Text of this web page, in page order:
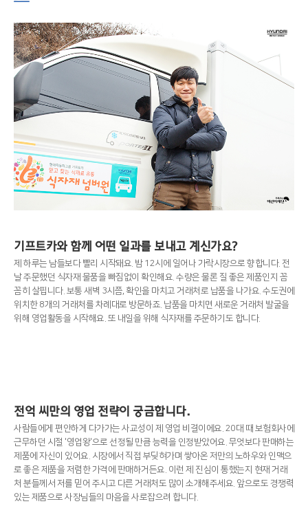
기프트카와 함께 어떤 일과를 보내고 계신가요?
제 하루는 남들보다 빨리 시작돼요. 밤 12시에 일어나 가락시장으로 향합니다. 전
날 주문했던 식자재 물품을 빠짐없이 확인해요. 수량은 물론 질 좋은 제품인지 꼼
꼼히 살핍니다. 보통 새벽 3시쯤, 확인을 마치고 거래처로 납품을 나가요. 수도권에
위치한 8개의 거래처를 차례대로 방문하죠. 납품을 마치면 새로운 거래처 발굴을
위해 영업활동을 시작해요. 또 내일을 위해 식자재를 주문하기도 합니다.
전억 씨만의 영업 전략이 궁금합니다.
사람들에게 편안하게 다가가는 사교성이 제 영업 비결이에요. 20대 때 보험회사에
근무하던 시절 '영업왕'으로 선정될 만큼 능력을 인정받았어요. 무엇보다 판매하는
제품에 자신이 있어요. 시장에서 직접 부딪혀가며 쌓아온 저만의 노하우와 인맥으
로 좋은 제품을 저렴한 가격에 판매하거든요. 이런 제 진심이 통했는지 현재 거래
처 분들께서 저를 믿어 주시고 다른 거래처도 많이 소개해주세요. 앞으로도 경쟁력
있는 제품으로 사장님들의 마음을 사로잡으려 합니다.